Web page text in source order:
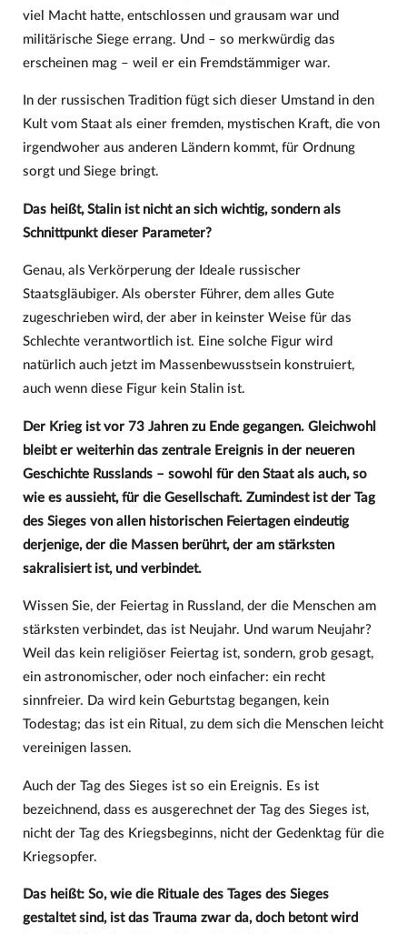
viel Macht hatte, entschlossen und grausam war und
militärische Siege errang. Und – so merkwürdig das
erscheinen mag – weil er ein Fremdstämmiger war.
In der russischen Tradition fügt sich dieser Umstand in den
Kult vom Staat als einer fremden, mystischen Kraft, die von
irgendwoher aus anderen Ländern kommt, für Ordnung
sorgt und Siege bringt.
Das heißt, Stalin ist nicht an sich wichtig, sondern als
Schnittpunkt dieser Parameter?
Genau, als Verkörperung der Ideale russischer
Staatsgläubiger. Als oberster Führer, dem alles Gute
zugeschrieben wird, der aber in keinster Weise für das
Schlechte verantwortlich ist. Eine solche Figur wird
natürlich auch jetzt im Massenbewusstsein konstruiert,
auch wenn diese Figur kein Stalin ist.
Der Krieg ist vor 73 Jahren zu Ende gegangen. Gleichwohl
bleibt er weiterhin das zentrale Ereignis in der neueren
Geschichte Russlands – sowohl für den Staat als auch, so
wie es aussieht, für die Gesellschaft. Zumindest ist der Tag
des Sieges von allen historischen Feiertagen eindeutig
derjenige, der die Massen berührt, der am stärksten
sakralisiert ist, und verbindet.
Wissen Sie, der Feiertag in Russland, der die Menschen am
stärksten verbindet, das ist Neujahr. Und warum Neujahr?
Weil das kein religiöser Feiertag ist, sondern, grob gesagt,
ein astronomischer, oder noch einfacher: ein recht
sinnfreier. Da wird kein Geburtstag begangen, kein
Todestag; das ist ein Ritual, zu dem sich die Menschen leicht
vereinigen lassen.
Auch der Tag des Sieges ist so ein Ereignis. Es ist
bezeichnend, dass es ausgerechnet der Tag des Sieges ist,
nicht der Tag des Kriegsbeginns, nicht der Gedenktag für die
Kriegsopfer.
Das heißt: So, wie die Rituale des Tages des Sieges
gestaltet sind, ist das Trauma zwar da, doch betont wird